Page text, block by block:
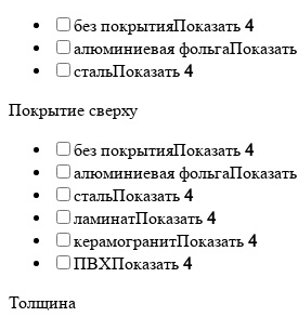
без покрытияПоказать 4
алюминиевая фольгаПоказать
стальПоказать 4
Покрытие сверху
без покрытияПоказать 4
алюминиевая фольгаПоказать
стальПоказать 4
ламинатПоказать 4
керамогранитПоказать 4
ПВХПоказать 4
Толщина